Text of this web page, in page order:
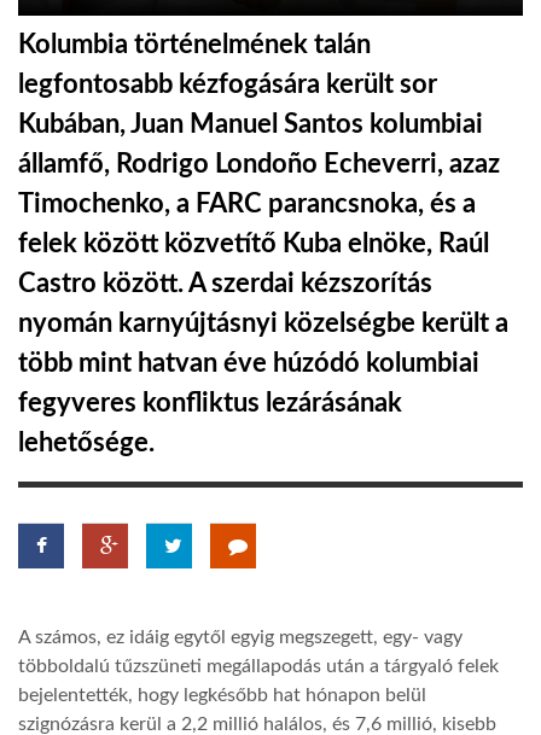
GLOBOTV BP
HÍR3D
TROPICALMAGAZIN
GLOBOTV
AFRIKA TUDÁSTÁR
A NAP SZÉPE
Kolumbia történelmének talán
legfontosabb kézfogására került sor
Kubában, Juan Manuel Santos kolumbiai
államfő, Rodrigo Londoño Echeverri, azaz
Timochenko, a FARC parancsnoka, és a
felek között közvetítő Kuba elnöke, Raúl
Castro között. A szerdai kézszorítás
nyomán karnyújtásnyi közelségbe került a
több mint hatvan éve húzódó kolumbiai
fegyveres konfliktus lezárásának
lehetősége.
A számos, ez idáig egytől egyig megszegett, egy- vagy
többoldalú tűzszüneti megállapodás után a tárgyaló felek
bejelentették, hogy legkésőbb hat hónapon belül
szignózásra kerül a 2,2 millió halálos, és 7,6 millió, kisebb